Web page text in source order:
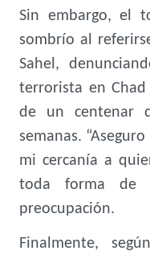
Sin embargo, el
sombrío al
Sahel,
terrorista en
de un centenar
semanas.
mi cercanía a
toda forma de
preocupación.
Finalmente,